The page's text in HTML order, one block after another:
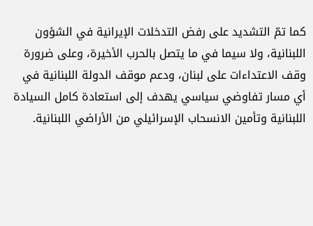
كما تمّ التشديد على رفض التدخلات الإيرانية في الشؤون
اللبنانية، ولا سيما في ما يتصل بالحرب الأخيرة، وعلى ضرورة
وقف الاعتداءات على لبنان، ودعم موقف الدولة اللبنانية في
أي مسار تفاوضي سياسي يهدف إلى استعادة كامل السيادة
اللبنانية وتأمين الانسحاب الإسرائيلي من الأراضي اللبنانية.